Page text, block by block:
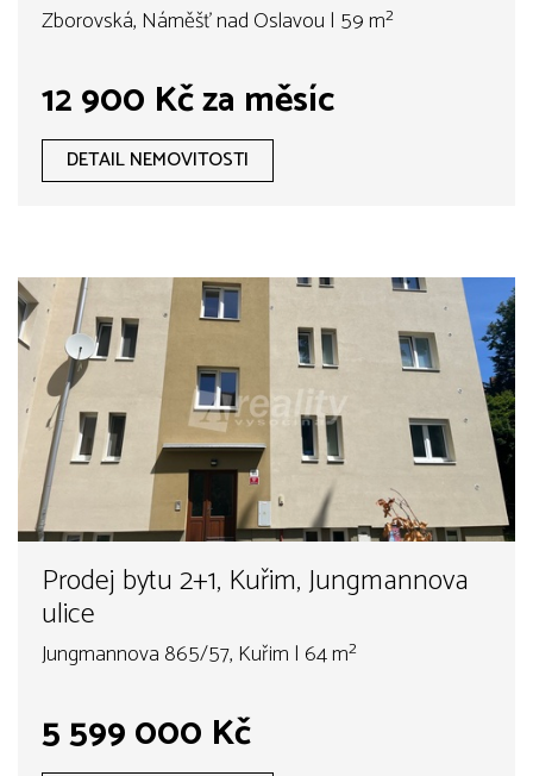
Zborovská, Náměšť nad Oslavou | 59 m²
12 900 Kč za měsíc
DETAIL NEMOVITOSTI
Prodej bytu 2+1, Kuřim, Jungmannova
ulice
Jungmannova 865/57, Kuřim | 64 m²
5 599 000 Kč